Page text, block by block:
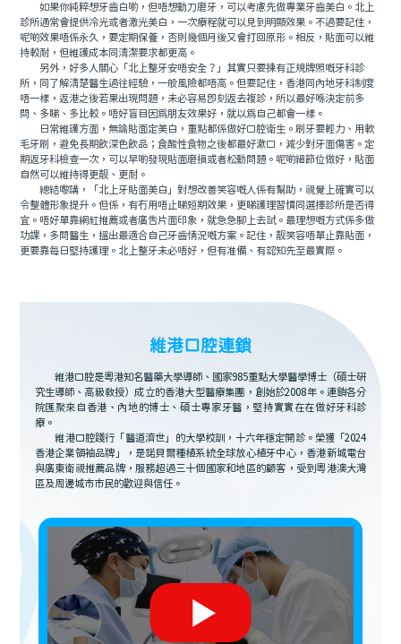
如果你純粹想牙齒白啲，但唔想動刀磨牙，可以考慮先做專業牙齒美白。北上
診所通常會提供冷光或者激光美白，一次療程就可以見到明顯效果。不過要記住，
呢啲效果唔係永久，要定期保養，否則幾個月後又會打回原形。相反，貼面可以維
持較耐，但維護成本同清潔要求都更高。
另外，好多人關心「北上整牙安唔安全？」其實只要揀有正規牌照嘅牙科診
所，同了解清楚醫生過往經驗，一般風險都唔高。但要記住，香港同內地牙科制度
唔一樣，返港之後若果出現問題，未必容易即刻返去複診，所以最好喺決定前多
問、多睇、多比較。唔好盲目因爲朋友效果好，就以爲自己都會一樣。
日常維護方面，無論貼面定美白，重點都係做好口腔衛生。刷牙要輕力、用軟
毛牙刷，避免長期飲深色飲品；食酸性食物之後都最好漱口，減少對牙面傷害。定
期返牙科檢查一次，可以早啲發現貼面磨損或者松動問題。呢啲細節位做好，貼面
自然可以維持得更靓、更耐。
總結嚟講，「北上牙貼面美白」對想改善笑容嘅人係有幫助，視覺上確實可以
令整體形象提升。但係，有冇用唔止睇短期效果，更睇護理習慣同選擇診所是否得
宜。唔好單靠網紅推薦或者廣告片面印象，就急急腳上去試。最理想嘅方式係多做
功課，多問醫生，搵出最適合自己牙齒情況嘅方案。記住，靓笑容唔單止靠貼面，
更要靠每日堅持護理。北上整牙未必唔好，但有准備、有認知先至最實際。
維港口腔連鎖
維港口腔是粵港知名醫藥大學導師、國家985重點大學醫學博士（碩士研
究生導師、高級教授）成立的香港大型醫療集團，創始於2008年。連鎖各分
院匯聚來自香港、內地的博士、碩士專家牙醫，堅持實實在在做好牙科診
療。
維港口腔踐行「醫道濟世」的大學校訓，十六年穩定開診。榮獲「2024
香港企業領袖品牌」，是諾貝爾種植系統全球放心植牙中心，香港新城電台
與廣東衛視推薦品牌，服務超過三十個國家和地區的顧客，受到粵港澳大灣
區及周邊城市市民的歡迎與信任。